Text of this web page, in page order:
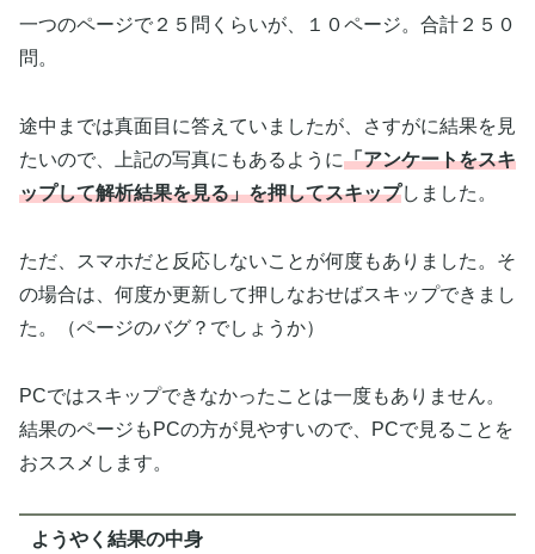
一つのページで２５問くらいが、１０ページ。合計２５０
問。
途中までは真面目に答えていましたが、さすがに結果を見
たいので、上記の写真にもあるように「アンケートをスキ
ップして解析結果を見る」を押してスキップしました。
ただ、スマホだと反応しないことが何度もありました。そ
の場合は、何度か更新して押しなおせばスキップできまし
た。（ページのバグ？でしょうか）
PCではスキップできなかったことは一度もありません。
結果のページもPCの方が見やすいので、PCで見ることを
おススメします。
ようやく結果の中身